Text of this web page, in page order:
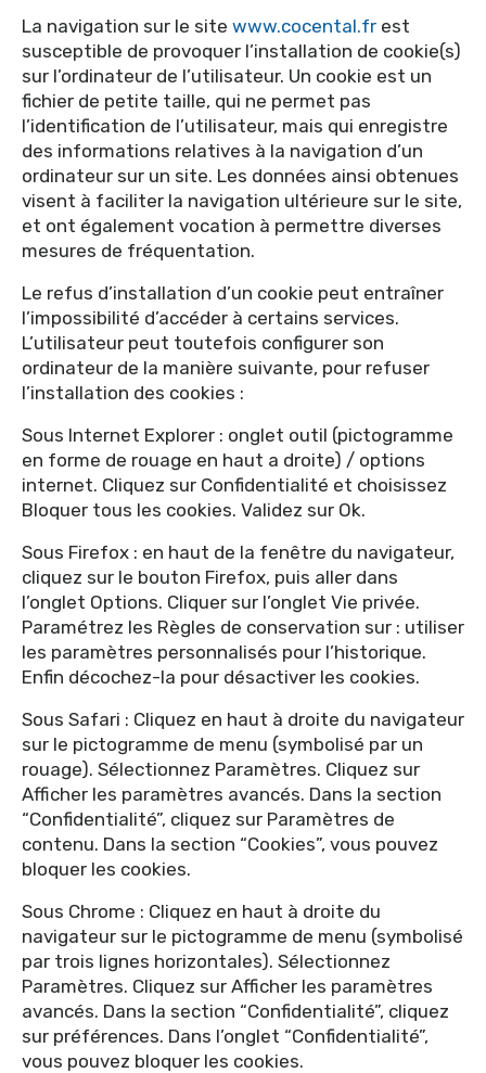
La navigation sur le site www.cocental.fr est
susceptible de provoquer l’installation de cookie(s)
sur l’ordinateur de l’utilisateur. Un cookie est un
fichier de petite taille, qui ne permet pas
l’identification de l’utilisateur, mais qui enregistre
des informations relatives à la navigation d’un
ordinateur sur un site. Les données ainsi obtenues
visent à faciliter la navigation ultérieure sur le site,
et ont également vocation à permettre diverses
mesures de fréquentation.
Le refus d’installation d’un cookie peut entraîner
l’impossibilité d’accéder à certains services.
L’utilisateur peut toutefois configurer son
ordinateur de la manière suivante, pour refuser
l’installation des cookies :
Sous Internet Explorer : onglet outil (pictogramme
en forme de rouage en haut a droite) / options
internet. Cliquez sur Confidentialité et choisissez
Bloquer tous les cookies. Validez sur Ok.
Sous Firefox : en haut de la fenêtre du navigateur,
cliquez sur le bouton Firefox, puis aller dans
l’onglet Options. Cliquer sur l’onglet Vie privée.
Paramétrez les Règles de conservation sur : utiliser
les paramètres personnalisés pour l’historique.
Enfin décochez-la pour désactiver les cookies.
Sous Safari : Cliquez en haut à droite du navigateur
sur le pictogramme de menu (symbolisé par un
rouage). Sélectionnez Paramètres. Cliquez sur
Afficher les paramètres avancés. Dans la section
“Confidentialité”, cliquez sur Paramètres de
contenu. Dans la section “Cookies”, vous pouvez
bloquer les cookies.
Sous Chrome : Cliquez en haut à droite du
navigateur sur le pictogramme de menu (symbolisé
par trois lignes horizontales). Sélectionnez
Paramètres. Cliquez sur Afficher les paramètres
avancés. Dans la section “Confidentialité”, cliquez
sur préférences. Dans l’onglet “Confidentialité”,
vous pouvez bloquer les cookies.